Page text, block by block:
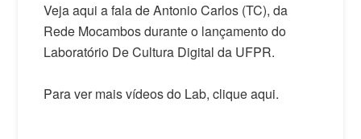
Veja aqui a fala de Antonio Carlos (TC), da
Rede Mocambos durante o lançamento do
Laboratório De Cultura Digital da UFPR.
Para ver mais vídeos do Lab, clique aqui.